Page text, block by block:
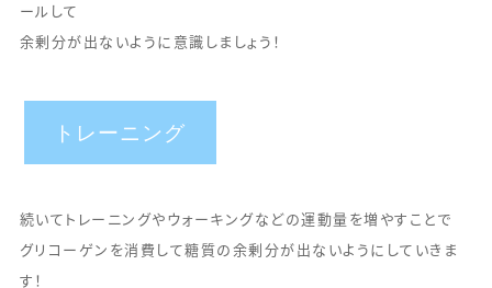
ールして
余剰分が出ないように意識しましょう！
トレーニング
続いてトレーニングやウォーキングなどの運動量を増やすことで
グリコーゲンを消費して糖質の余剰分が出ないようにしていきま
す！